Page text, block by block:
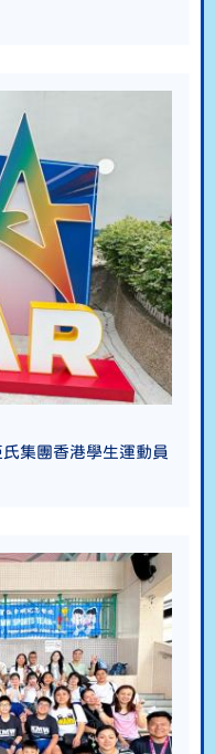
集團香港學生運動員